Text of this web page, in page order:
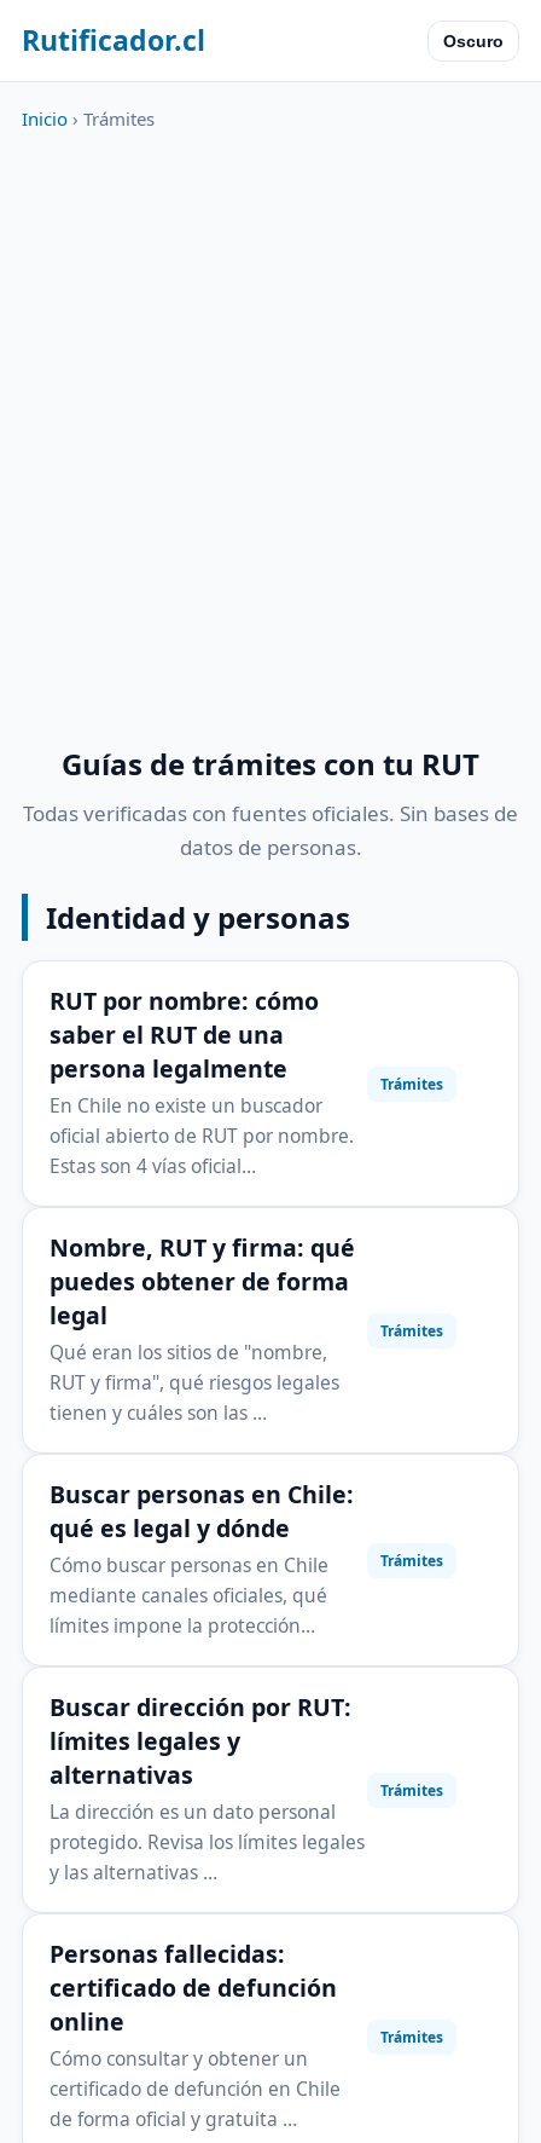
Rutificador.cl Oscuro
Inicio › Trámites
Guías de trámites con tu RUT
Todas verificadas con fuentes oficiales. Sin bases de
datos de personas.
Identidad y personas
RUT por nombre: cómo
saber el RUT de una
persona legalmente
En Chile no existe un buscador
oficial abierto de RUT por nombre.
Estas son 4 vías oficial…
Trámites
Nombre, RUT y firma: qué
puedes obtener de forma
legal
Qué eran los sitios de "nombre,
RUT y firma", qué riesgos legales
tienen y cuáles son las …
Trámites
Buscar personas en Chile:
qué es legal y dónde
Cómo buscar personas en Chile
mediante canales oficiales, qué
límites impone la protección…
Trámites
Buscar dirección por RUT:
límites legales y
alternativas
La dirección es un dato personal
protegido. Revisa los límites legales
y las alternativas …
Trámites
Personas fallecidas:
certificado de defunción
online
Cómo consultar y obtener un
certificado de defunción en Chile
de forma oficial y gratuita …
Trámites